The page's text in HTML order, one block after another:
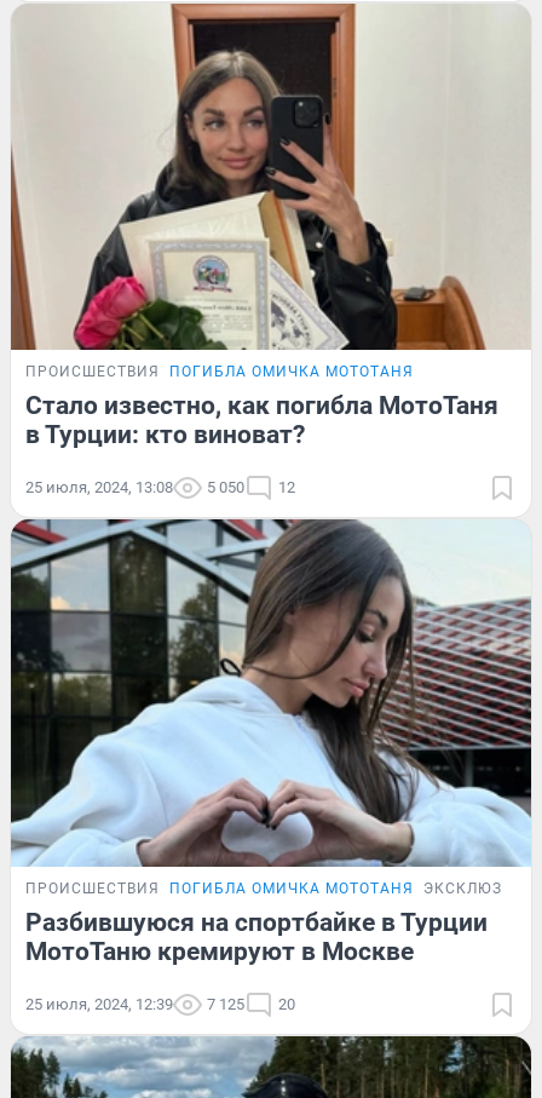
ПРОИСШЕСТВИЯ ПОГИБЛА ОМИЧКА МОТОТАНЯ
Стало известно, как погибла МотоТаня
в Турции: кто виноват?
25 июля, 2024, 13:08 5 050 12
ПРОИСШЕСТВИЯ ПОГИБЛА ОМИЧКА МОТОТАНЯ ЭКСКЛЮЗИВ
Разбившуюся на спортбайке в Турции
МотоТаню кремируют в Москве
25 июля, 2024, 12:39 7 125 20